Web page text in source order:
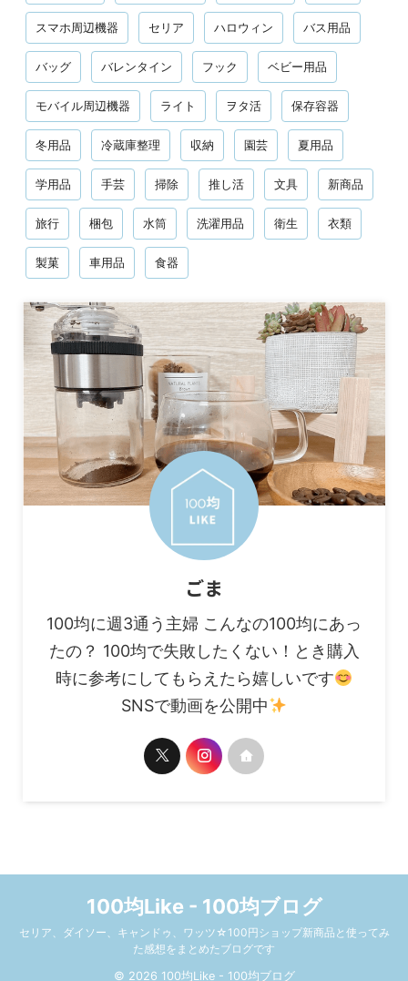
スマホ周辺機器 セリア ハロウィン バス用品
バッグ バレンタイン フック ベビー用品
モバイル周辺機器 ライト ヲタ活 保存容器
冬用品 冷蔵庫整理 収納 園芸 夏用品
学用品 手芸 掃除 推し活 文具 新商品
旅行 梱包 水筒 洗濯用品 衛生 衣類
製菓 車用品 食器
ごま
100均に週3通う主婦 こんなの100均にあっ
たの？ 100均で失敗したくない！とき購入
時に参考にしてもらえたら嬉しいです
SNSで動画を公開中
100均Like - 100均ブログ
セリア、ダイソー、キャンドゥ、ワッツ☆100円ショップ新商品と使ってみ
た感想をまとめたブログです
© 2026 100均Like - 100均ブログ